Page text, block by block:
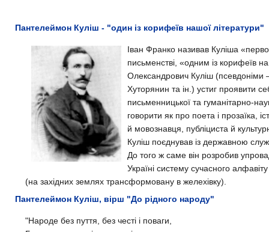
Пантелеймон Куліш - "один із корифеїв нашої літератури"
Іван Франко називав Куліша
письменстві, «одним із корифеїв
Олександрович Куліш
Хуторянин та ін.) устиг проявити
письменницької та гуманітарно-
говорити як про поета і прозаїка,
й мовознавця, публіциста й
Куліш поєднував із державною
До того ж саме він розробив
Україні систему сучасного
(на західних землях трансформовану в желехівку).
Пантелеймон Куліш, вірш "До рідного народу"
"Народе без пуття, без честі і поваги,